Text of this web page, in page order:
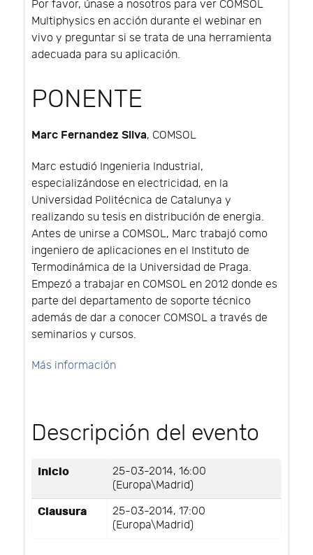
Por favor, únase a nosotros para ver COMSOL
Multiphysics en acción durante el webinar en
vivo y preguntar si se trata de una herramienta
adecuada para su aplicación.
PONENTE
Marc Fernandez Silva, COMSOL
Marc estudió Ingenieria Industrial,
especializándose en electricidad, en la
Universidad Politécnica de Catalunya y
realizando su tesis en distribución de energia.
Antes de unirse a COMSOL, Marc trabajó como
ingeniero de aplicaciones en el Instituto de
Termodinámica de la Universidad de Praga.
Empezó a trabajar en COMSOL en 2012 donde es
parte del departamento de soporte técnico
además de dar a conocer COMSOL a través de
seminarios y cursos.
Más información
Descripción del evento
Inicio
25-03-2014, 16:00
(Europa\Madrid)
Clausura
25-03-2014, 17:00
(Europa\Madrid)